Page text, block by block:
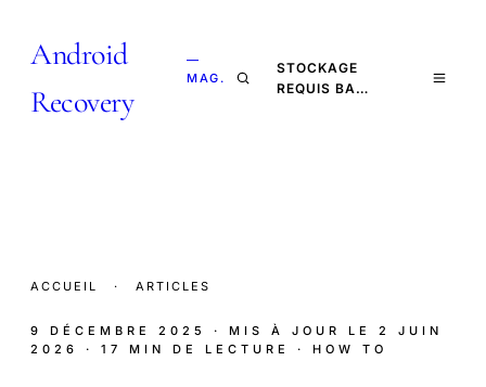
Android
Recovery
—
MAG.
STOCKAGE
REQUIS BA…
ACCUEIL · ARTICLES
9 DÉCEMBRE 2025 · MIS À JOUR LE 2 JUIN
2026
· 17 MIN DE LECTURE · HOW TO